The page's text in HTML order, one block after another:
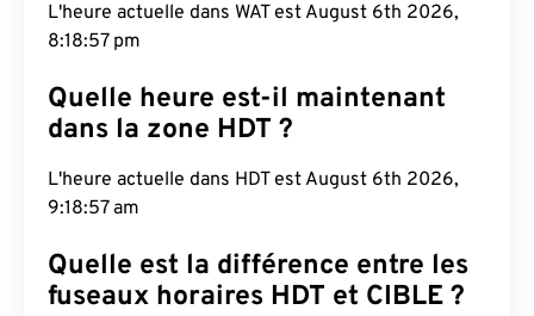
L'heure actuelle dans WAT est August 6th 2026,
8:18:58 pm
Quelle heure est-il maintenant
dans la zone HDT ?
L'heure actuelle dans HDT est August 6th 2026,
9:18:58 am
Quelle est la différence entre les
fuseaux horaires HDT et CIBLE ?